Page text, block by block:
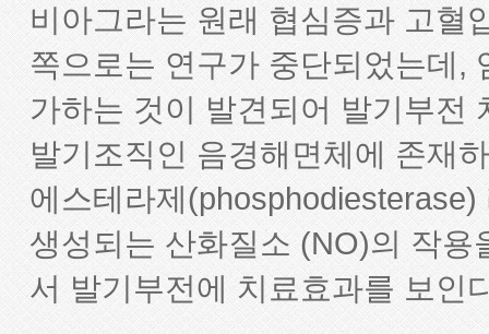
비아그라는 원래 협심증과 고혈
쪽으로는 연구가 중단되었는데,
가하는 것이 발견되어 발기부전
발기조직인 음경해면체에 존재
에스테라제
생성되는 산화질소 (NO)의 작
서 발기부전에 치료효과를 보인